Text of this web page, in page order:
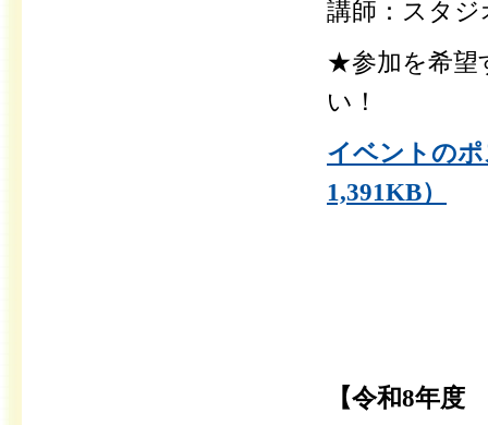
講師：スタ
★参加を希望
い！
イベントの
1,391KB）
【令和8年